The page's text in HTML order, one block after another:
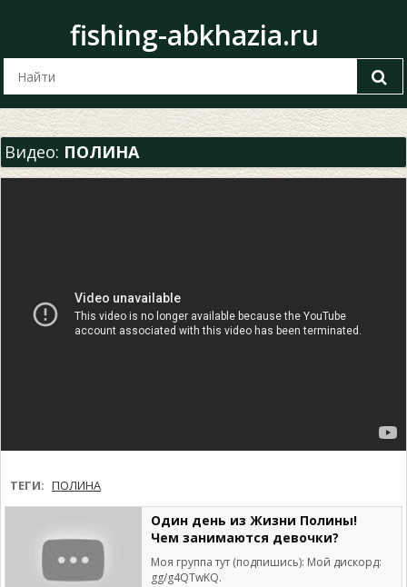
fishing-abkhazia.ru
Видео: ПОЛИНА
ТЕГИ: ПОЛИНА
Один день из Жизни Полины!
Чем занимаются девочки?
Моя группа тут (подпишись): Мой дискорд:
gg/g4QTwKQ.